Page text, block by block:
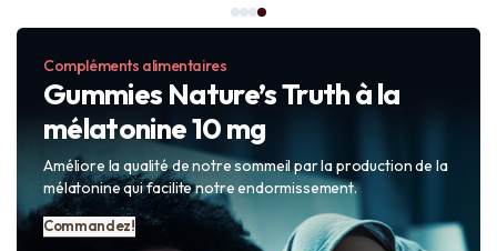
Compléments alimentaires
Gummies Nature’s Truth à la
mélatonine 10 mg
Améliore la qualité de notre sommeil par la production de la
mélatonine qui facilite notre endormissement.
Commandez!